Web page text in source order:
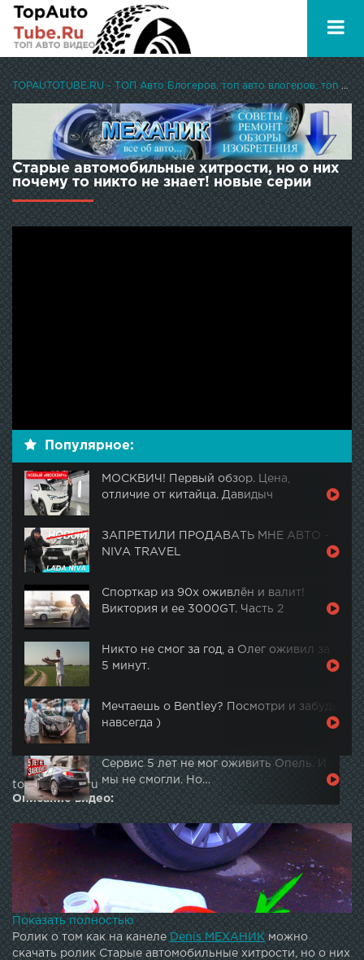
TOPAUTOTUBE.RU - ТОП Авто Блогеров, топ авто влогеров, топ авто ютуберов
Старые автомобильные хитрости, но о них
почему то никто не знает! новые серии
Популярное:
МОСКВИЧ! Первый обзор. Цена,
отличие от китайца. Давидыч
ЗАПРЕТИЛИ ПРОДАВАТЬ МНЕ АВТО -
NIVA TRAVEL
Спорткар из 90х оживлён и валит!
Виктория и ее 3000GT. Часть 2
Никто не смог за год, а Олег оживил за
5 минут.
Мечтаешь о Bentley? Посмотри и забудь
навсегда )
Сервис 5 лет не мог оживить Опель. И
мы не смогли. Но…
topautotube.ru
Описание видео:
Показать полностью
Ролик о том как на канеле Denis МЕХАНИК можно
скачать ролик Старые автомобильные хитрости, но о них